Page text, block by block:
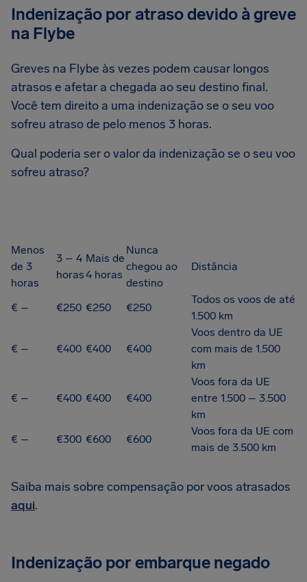
Indenização por atraso devido à greve
na Flybe
Greves na Flybe às vezes podem causar longos
atrasos e afetar a chegada ao seu destino final.
Você tem direito a uma indenização se o seu voo
sofreu atraso de pelo menos 3 horas.
Qual poderia ser o valor da indenização se o seu voo
sofreu atraso?
Menos
de 3
horas
3 – 4
horas
Mais de
4 horas
Nunca
chegou ao
destino
Distância
€ – €250 €250 €250
Todos os voos de até
1.500 km
€ – €400 €400 €400
Voos dentro da UE
com mais de 1.500
km
€ – €400 €400 €400
Voos fora da UE
entre 1.500 – 3.500
km
€ –
€300 €600 €600
Voos fora da UE com
mais de 3.500 km
Saiba mais sobre compensação por voos atrasados
aqui.
Indenização por embarque negado